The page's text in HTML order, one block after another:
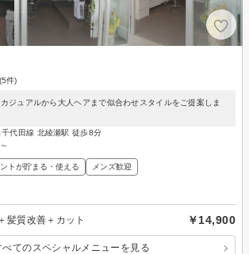
(5件)
ジュアルから大人ヘアまで似合わせスタイルをご提案しま
代田線 北綾瀬駅 徒歩8分
トが貯まる・使える メンズ歓迎
髪質改善＋カット ￥14,900
べてのスペシャルメニューを見る